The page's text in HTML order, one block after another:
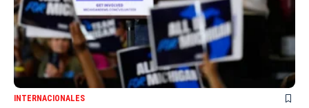
INTERNACIONALES